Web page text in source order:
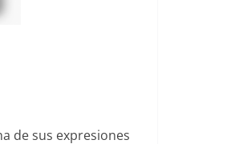
de sus expresiones